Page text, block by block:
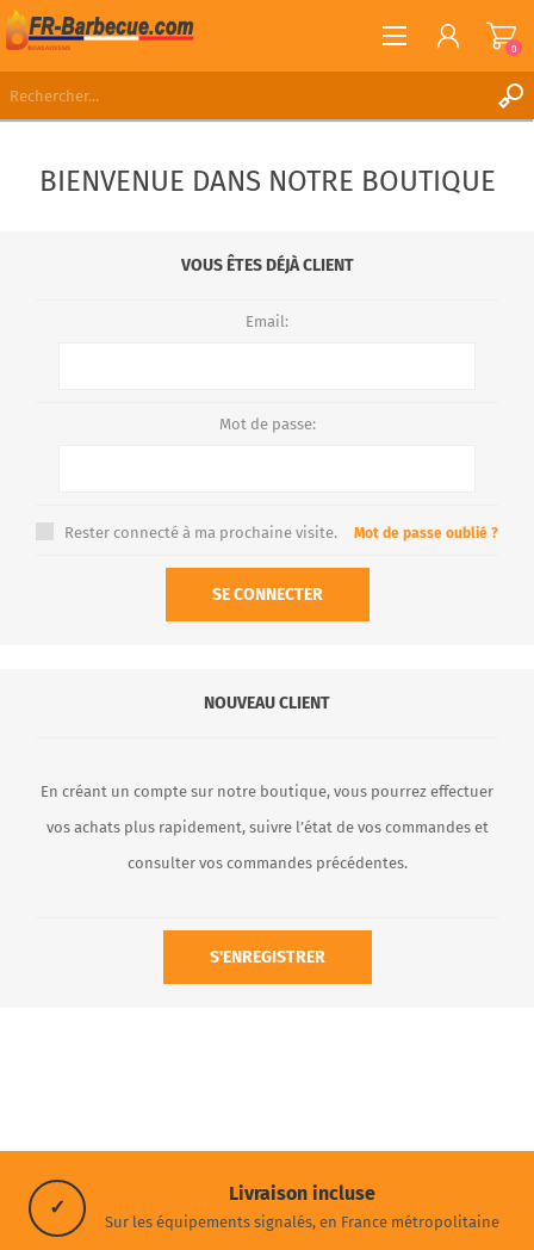
CONNEXION
0
BIENVENUE DANS NOTRE BOUTIQUE
VOUS ÊTES DÉJÀ CLIENT
Email:
Mot de passe:
Rester connecté à ma prochaine visite. Mot de passe oublié ?
SE CONNECTER
NOUVEAU CLIENT
En créant un compte sur notre boutique, vous pourrez effectuer
vos achats plus rapidement, suivre l’état de vos commandes et
consulter vos commandes précédentes.
S'ENREGISTRER
✓
Livraison incluse
Sur les équipements signalés, en France métropolitaine